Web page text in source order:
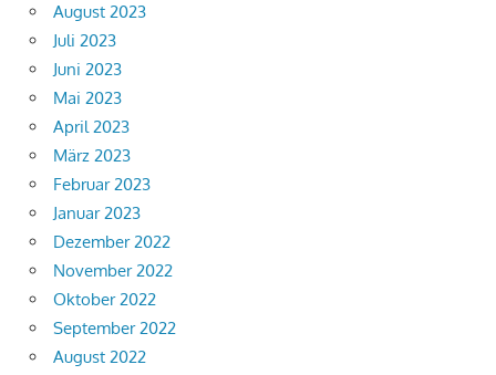
August 2023
Juli 2023
Juni 2023
Mai 2023
April 2023
März 2023
Februar 2023
Januar 2023
Dezember 2022
November 2022
Oktober 2022
September 2022
August 2022